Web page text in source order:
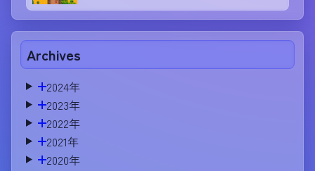
Archives
2024年
2023年
2022年
2021年
2020年